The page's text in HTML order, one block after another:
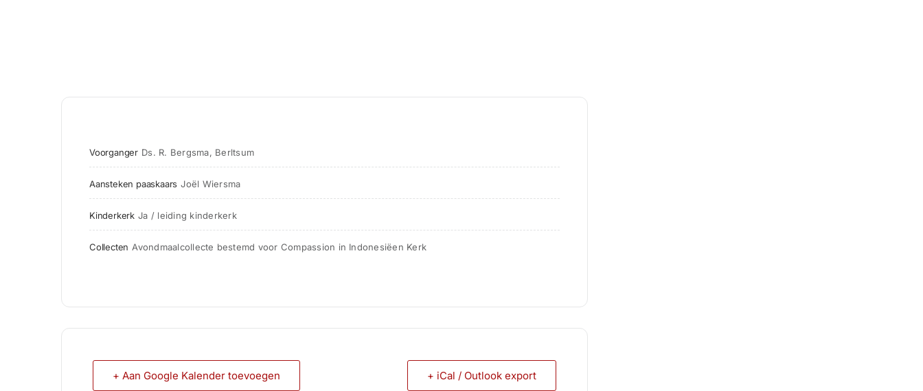
Voorganger Ds. R. Bergsma, Berltsum
Aansteken paaskaars Joël Wiersma
Kinderkerk Ja / leiding kinderkerk
Collecten Avondmaalcollecte bestemd voor Compassion in Indonesiëen Kerk
+ Aan Google Kalender toevoegen + iCal / Outlook export